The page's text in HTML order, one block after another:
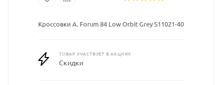
Кроссовки A. Forum 84 Low Orbit Grey S11021-40
ТОВАР УЧАСТВУЕТ В АКЦИЯХ
Скидки